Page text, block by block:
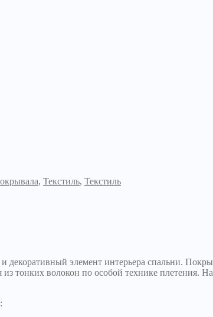
, Текстиль, Текстиль
элемент интерьера спальни.
из тонких волокон по особой технике плетения.